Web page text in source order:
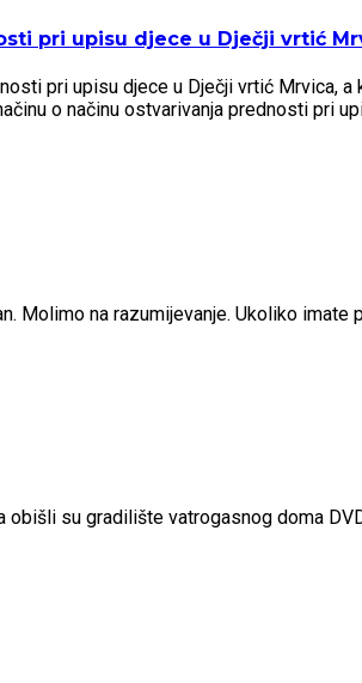
pri upisu djece u Dječji vrtić
pri upisu djece u Dječji vrtić Mrvica,
o načinu ostvarivanja prednosti pri
Molimo na razumijevanje. Ukoliko
su gradilište vatrogasnog doma